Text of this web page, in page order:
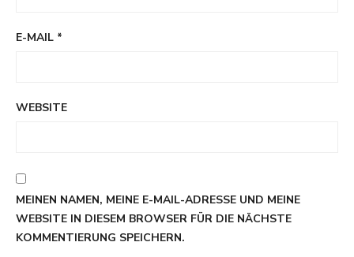
E-MAIL *
WEBSITE
MEINEN NAMEN, MEINE E-MAIL-ADRESSE UND MEINE
WEBSITE IN DIESEM BROWSER FÜR DIE NÄCHSTE
KOMMENTIERUNG SPEICHERN.